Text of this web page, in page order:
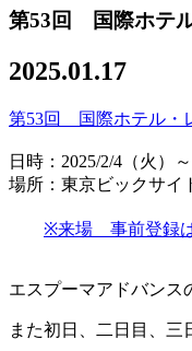
第53回 国際ホテ
2025.01.17
第53回 国際ホテル・
日時：2025/2/4（火）
場所：東京ビックサ
※来場 事前登録
エスプーマアドバンス
また初日、二日目、三